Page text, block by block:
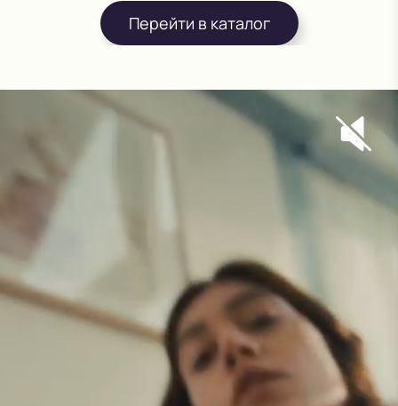
Перейти в каталог